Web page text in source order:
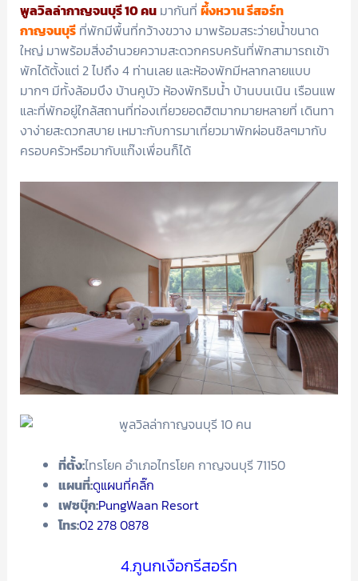
พูลวิลล่ากาญจนบุรี 10 คนมากันที่ ผึ้งหวาน รีสอร์ท
กาญจนบุรีที่พักมีพื้นที่กว้างขวาง มาพร้อมสระว่ายน้ำขนาด
ใหญ่ มาพร้อมสิ่งอำนวยความสะดวกครบครันที่พักสามารถเข้า
พักได้ตั้งแต่ 2 ไปถึง 4 ท่านเลย และห้องพักมีหลากลายแบบ
มากๆ มีทั้งล้อมบึง บ้านคูบัว ห้องพักริมน้ำ บ้านบนเนิน เรือนแพ
และที่พักอยู่ใกล้สถานที่ท่องเที่ยวยอดฮิตมากมายหลายที่ เดินทา
งาง่ายสะดวกสบาย เหมาะกับการมาเที่ยวมาพักผ่อนชิลๆมากับ
ครอบครัวหรือมากับแก๊งเพื่อนก็ได้
ที่ตั้ง:ไทรโยค อำเภอไทรโยค กาญจนบุรี 71150
แผนที่:ดูแผนที่คลิ๊ก
เฟซบุ๊ก:PungWaan Resort
โทร:02 278 0878
4.ภูนกเงือกรีสอร์ท